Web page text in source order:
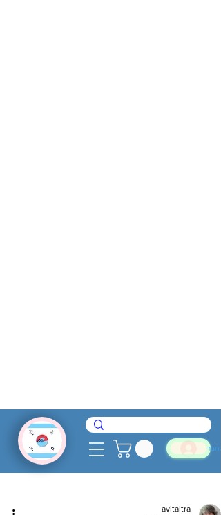
avitaltra